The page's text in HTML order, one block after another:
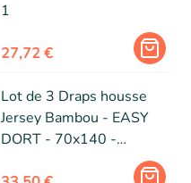
1
27,72 €
Lot de 3 Draps housse
Jersey Bambou - EASY
DORT - 70x140 -
Douceur incomparable -